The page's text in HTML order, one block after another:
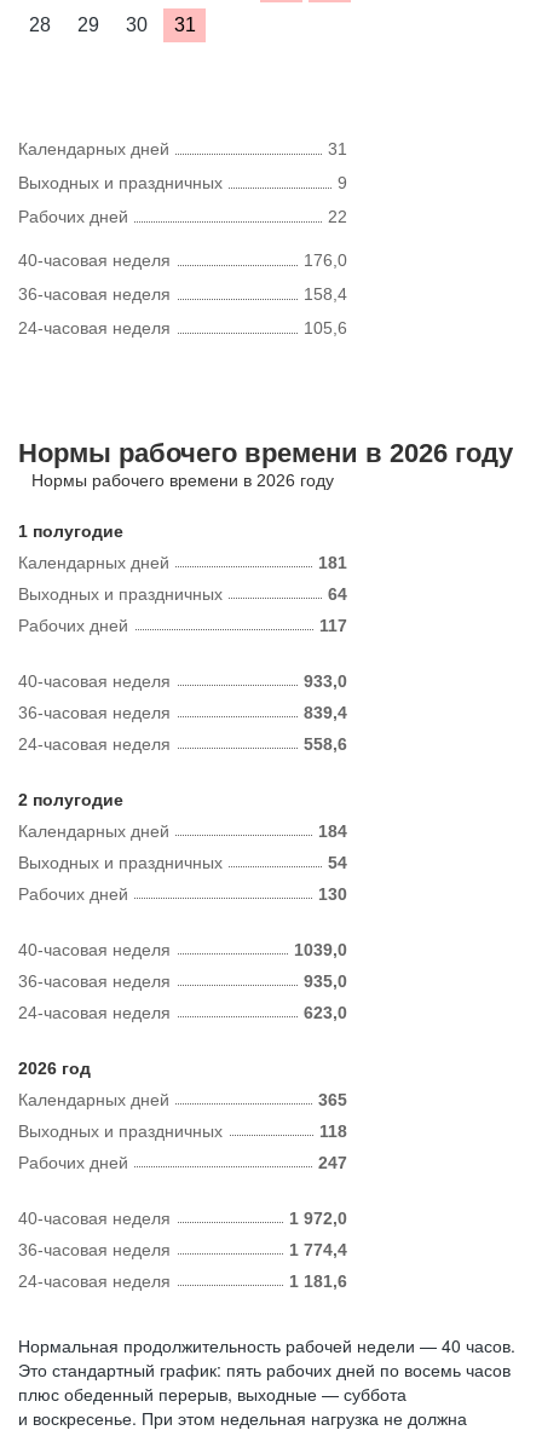
28
29 30 31
Календарных дней
31
Выходных и праздничных
9
Рабочих дней
22
40-часовая неделя
176,0
36-часовая неделя
158,4
24-часовая неделя
105,6
Нормы рабочего времени в 2026 году
Нормы рабочего времени в 2026 году
1 полугодие
Календарных дней
181
Рабочих дней 117
Выходных и праздничных 64
40-часовая неделя
933,0
36-часовая неделя
839,4
24-часовая неделя
558,6
2 полугодие
Календарных дней
184
Рабочих дней 130
Выходных и праздничных 54
40-часовая неделя
1039,0
36-часовая неделя
935,0
24-часовая неделя
623,0
2026 год
Календарных дней
365
Рабочих дней 247
Выходных и праздничных 118
40-часовая неделя
1 972,0
36-часовая неделя
1 774,4
24-часовая неделя
1 181,6
Нормальная продолжительность рабочей недели — 40 часов.
Это стандартный график: пять рабочих дней по восемь часов
плюс обеденный перерыв, выходные — суббота
и воскресенье. При этом недельная нагрузка не должна